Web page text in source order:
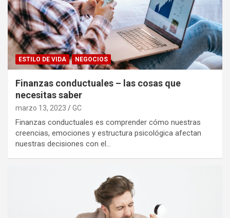
ESTILO DE VIDA NEGOCIOS
Finanzas conductuales – las cosas que
necesitas saber
marzo 13, 2023 GC
Finanzas conductuales es comprender cómo nuestras
creencias, emociones y estructura psicológica afectan
nuestras decisiones con el…